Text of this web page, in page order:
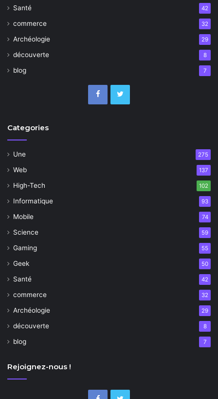
Santé 42
commerce 32
Archéologie 29
découverte 8
blog 7
Categories
Une 275
Web 137
High-Tech 102
Informatique 93
Mobile 74
Science 59
Gaming 55
Geek 50
Santé 42
commerce 32
Archéologie 29
découverte 8
blog 7
Rejoignez-nous !